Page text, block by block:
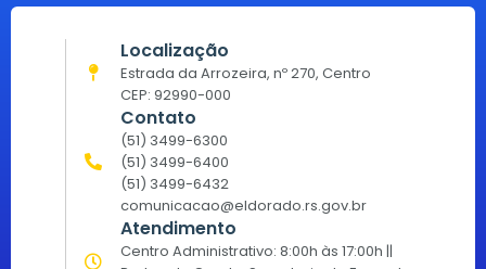
Localização
Estrada da Arrozeira, nº 270, Centro
CEP: 92990-000
Contato
(51) 3499-6300
(51) 3499-6400
(51) 3499-6432
comunicacao@eldorado.rs.gov.br
Atendimento
Centro Administrativo: 8:00h às 17:00h ||